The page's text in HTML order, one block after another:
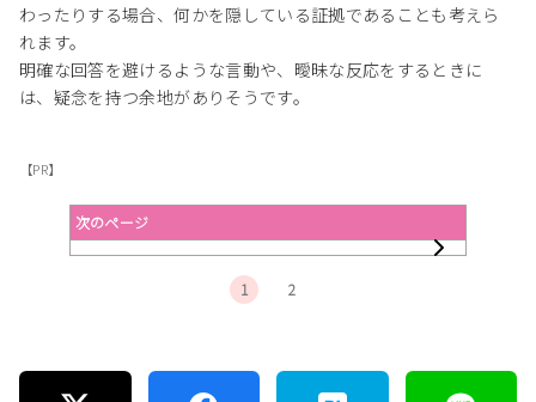
わったりする場合、何かを隠している証拠であることも考えら
れます。
明確な回答を避けるような言動や、曖昧な反応をするときに
は、疑念を持つ余地がありそうです。
【PR】
次のページ
1 2